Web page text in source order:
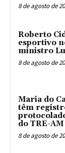
8 de agosto de
Roberto
esportivo
ministro
8 de agosto de
Maria do
têm
do TRE-AM
8 de agosto de